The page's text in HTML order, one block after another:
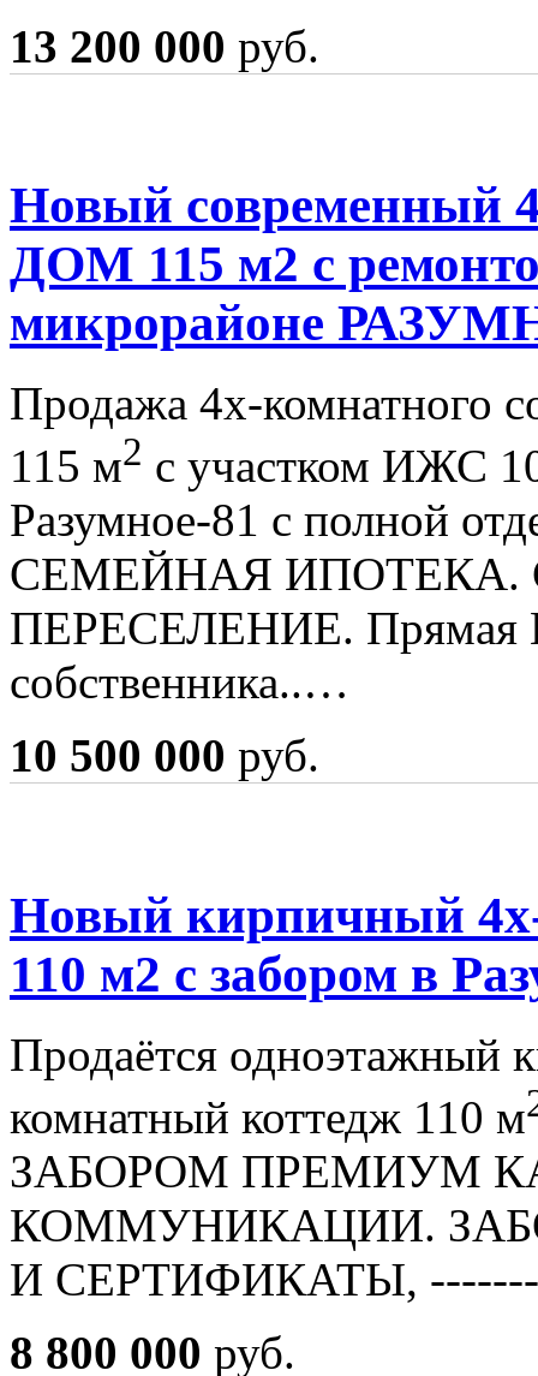
13 200 000 руб.
Новый современный
ДОМ 115 м2 с
микрорайоне
Продажа 4х-комнатного
115 м2 с участком ИЖС
Разумное-81 с полной
СЕМЕЙНАЯ ИПОТЕКА.
ПЕРЕСЕЛЕНИЕ.
собственника..…
10 500 000 руб.
Новый кирпичный
110 м2 с забором в
Продаётся одноэтажный
комнатный коттедж 110 м
ЗАБОРОМ ПРЕМИУМ
КОММУНИКАЦИИ.
И СЕРТИФИКАТЫ,
8 800 000 руб.